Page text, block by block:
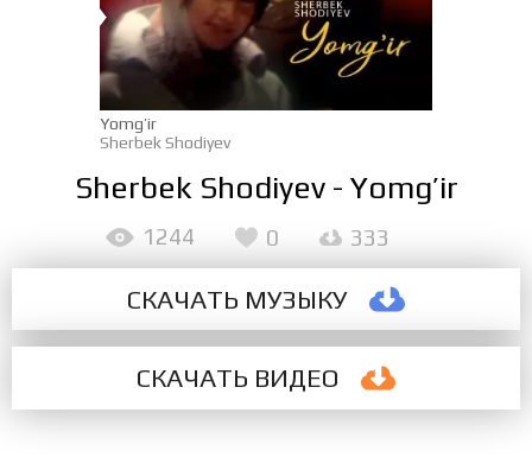
Yomg’ir
Sherbek Shodiyev
Sherbek Shodiyev - Yomg’ir
СКАЧАТЬ МУЗЫКУ
СКАЧАТЬ ВИДЕО
1244 0 333